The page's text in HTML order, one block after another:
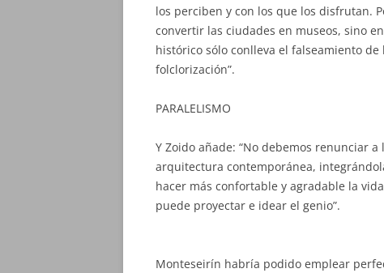
los perciben y con los que los disfrutan.
convertir las ciudades en museos, sino
histórico sólo conlleva el falseamiento
folclorización”.
PARALELISMO
Y Zoido añade: “No debemos renunciar
arquitectura contemporánea,
hacer más confortable y agradable la
puede proyectar e idear el genio”.
Monteseirín habría podido emplear